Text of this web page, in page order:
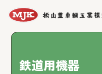
鉄道用機器